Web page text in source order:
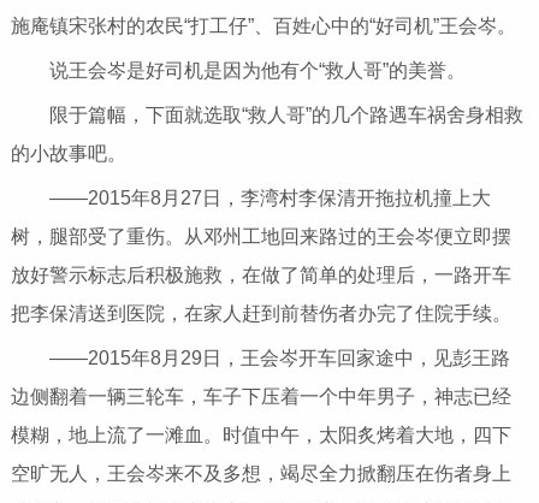
施庵镇宋张村的农民“打工仔”、百姓心中的“好司机”王会岑。
说王会岑是好司机是因为他有个“救人哥”的美誉。
限于篇幅，下面就选取“救人哥”的几个路遇车祸舍身相救
的小故事吧。
——2015年8月27日，李湾村李保清开拖拉机撞上大
树，腿部受了重伤。从邓州工地回来路过的王会岑便立即摆
放好警示标志后积极施救，在做了简单的处理后，一路开车
把李保清送到医院，在家人赶到前替伤者办完了住院手续。
——2015年8月29日，王会岑开车回家途中，见彭王路
边侧翻着一辆三轮车，车子下压着一个中年男子，神志已经
模糊，地上流了一滩血。时值中午，太阳炙烤着大地，四下
空旷无人，王会岑来不及多想，竭尽全力掀翻压在伤者身上